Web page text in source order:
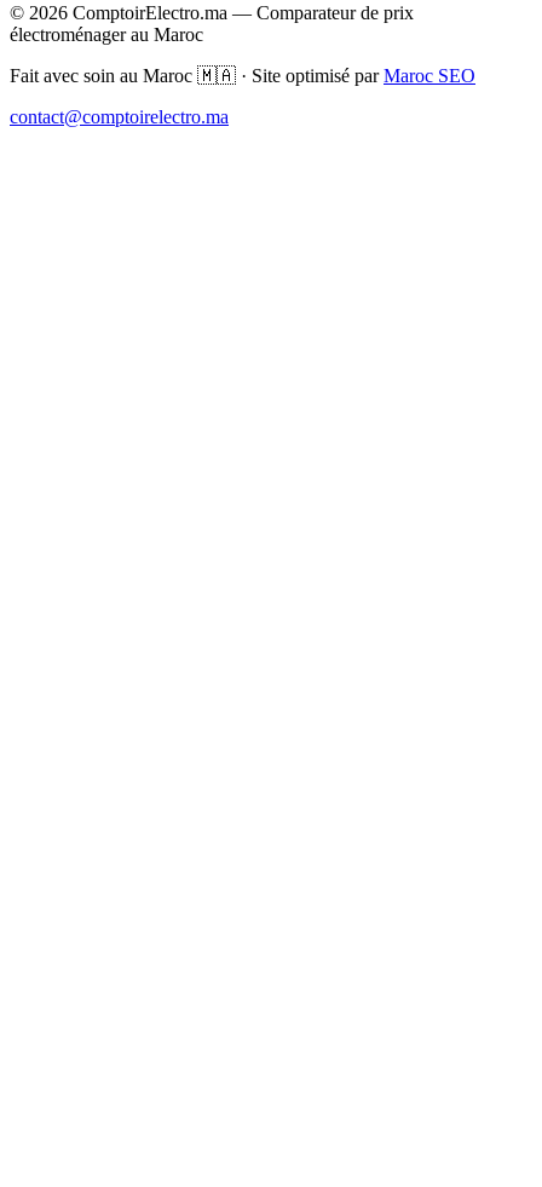
© 2026 ComptoirElectro.ma — Comparateur de prix
électroménager au Maroc
Fait avec soin au Maroc 🇲🇦 · Site optimisé parMaroc SEO
contact@comptoirelectro.ma